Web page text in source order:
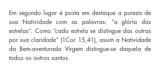
Em segundo lugar é posta em destaque a pureza de
sua Natividade com as palavras: “a glória das
estrelas”. Como “cada estrela se distingue das outras
por sua claridade” (1Cor 15,41), assim a Natividade
da Bem-aventurada Virgem distingue-se daquela de
todos os outros santos.